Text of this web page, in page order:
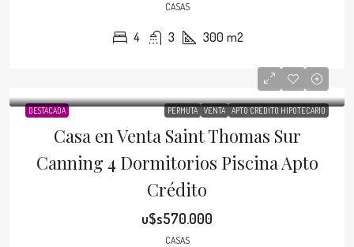
CASAS
4 3 300 m2
DESTACADA PERMUTA VENTA APTO CRÉDITO HIPOTECARIO
Casa en Venta Saint Thomas Sur
Canning 4 Dormitorios Piscina Apto
Crédito
u$s570.000
CASAS